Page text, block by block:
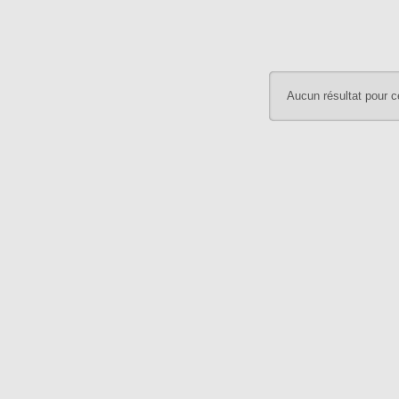
Aucun résultat pour